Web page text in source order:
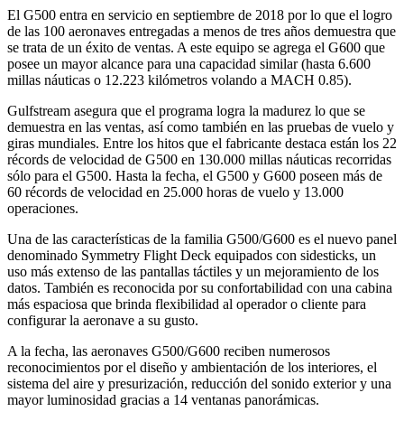
El G500 entra en servicio en septiembre de 2018 por lo que el logro
de las 100 aeronaves entregadas a menos de tres años demuestra que
se trata de un éxito de ventas. A este equipo se agrega el G600 que
posee un mayor alcance para una capacidad similar (hasta 6.600
millas náuticas o 12.223 kilómetros volando a MACH 0.85).
Gulfstream asegura que el programa logra la madurez lo que se
demuestra en las ventas, así como también en las pruebas de vuelo y
giras mundiales. Entre los hitos que el fabricante destaca están los 22
récords de velocidad de G500 en 130.000 millas náuticas recorridas
sólo para el G500. Hasta la fecha, el G500 y G600 poseen más de
60 récords de velocidad en 25.000 horas de vuelo y 13.000
operaciones.
Una de las características de la familia G500/G600 es el nuevo panel
denominado Symmetry Flight Deck equipados con sidesticks, un
uso más extenso de las pantallas táctiles y un mejoramiento de los
datos. También es reconocida por su confortabilidad con una cabina
más espaciosa que brinda flexibilidad al operador o cliente para
configurar la aeronave a su gusto.
A la fecha, las aeronaves G500/G600 reciben numerosos
reconocimientos por el diseño y ambientación de los interiores, el
sistema del aire y presurización, reducción del sonido exterior y una
mayor luminosidad gracias a 14 ventanas panorámicas.